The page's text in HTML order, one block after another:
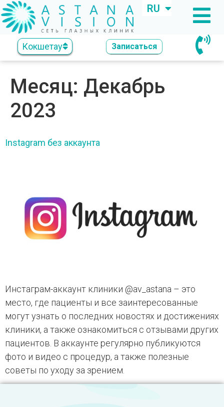
RU
KZ
Кокшетау Записаться
Месяц: Декабрь
2023
Instagram без аккаунта
Инстаграм-аккаунт клиники @av_astana – это
место, где пациенты и все заинтересованные
могут узнать о последних новостях и достижениях
клиники, а также ознакомиться с отзывами других
пациентов. В аккаунте регулярно публикуются
фото и видео с процедур, а также полезные
советы по уходу за зрением.